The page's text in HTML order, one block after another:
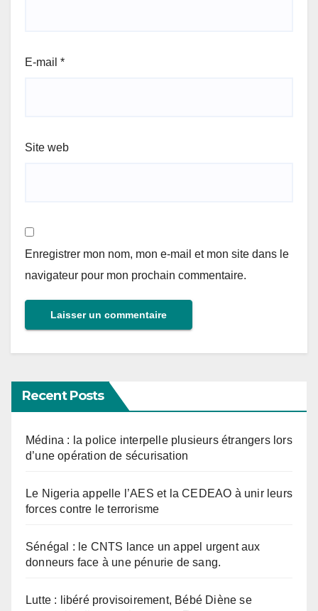
E-mail *
Site web
Enregistrer mon nom, mon e-mail et mon site dans le
navigateur pour mon prochain commentaire.
Recent Posts
Médina : la police interpelle plusieurs étrangers lors
d’une opération de sécurisation
Le Nigeria appelle l’AES et la CEDEAO à unir leurs
forces contre le terrorisme
Sénégal : le CNTS lance un appel urgent aux
donneurs face à une pénurie de sang.
Lutte : libéré provisoirement, Bébé Diène se